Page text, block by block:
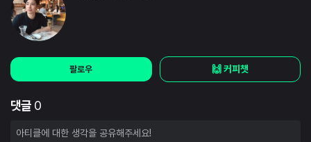
팔로우 🙌 커피챗
댓글 0